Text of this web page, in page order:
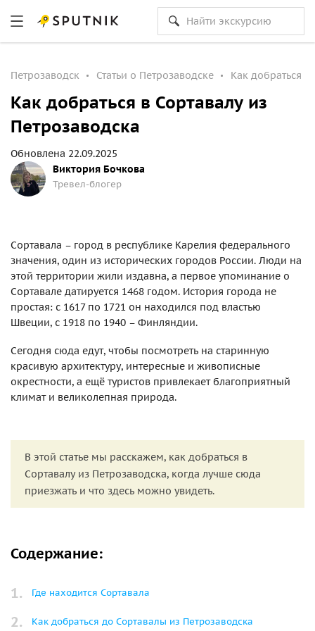
Петрозаводск Статьи о Петрозаводске Как добраться в
Как добраться в Сортавалу из
Петрозаводска
Виктория Бочкова
Тревел-блогер
Обновлена 22.09.2025
Сортавала – город в республике Карелия федерального
значения, один из исторических городов России. Люди на
этой территории жили издавна, а первое упоминание о
Сортавале датируется 1468 годом. История города не
простая: с 1617 по 1721 он находился под властью
Швеции, с 1918 по 1940 – Финляндии.
Сегодня сюда едут, чтобы посмотреть на старинную
красивую архитектуру, интересные и живописные
окрестности, а ещё туристов привлекает благоприятный
климат и великолепная природа.
В этой статье мы расскажем, как добраться в
Сортавалу из Петрозаводска, когда лучше сюда
приезжать и что здесь можно увидеть.
Содержание:
Где находится Сортавала
Как добраться до Сортавалы из Петрозаводска